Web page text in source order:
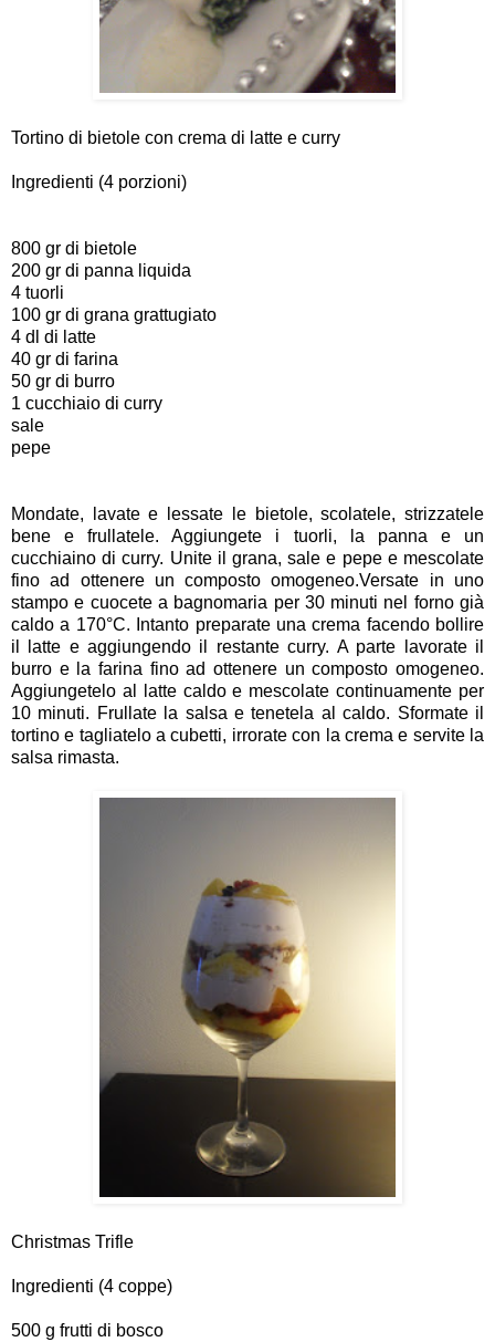
Tortino di bietole con crema di latte e curry
Ingredienti (4 porzioni)
800 gr di bietole
200 gr di panna liquida
4 tuorli
100 gr di grana grattugiato
4 dl di latte
40 gr di farina
50 gr di burro
1 cucchiaio di curry
sale
pepe
Mondate, lavate e lessate le bietole, scolatele, strizzatele
bene e frullatele. Aggiungete i tuorli, la panna e un
cucchiaino di curry. Unite il grana, sale e pepe e mescolate
fino ad ottenere un composto omogeneo.Versate in uno
stampo e cuocete a bagnomaria per 30 minuti nel forno già
caldo a 170°C. Intanto preparate una crema facendo bollire
il latte e aggiungendo il restante curry. A parte lavorate il
burro e la farina fino ad ottenere un composto omogeneo.
Aggiungetelo al latte caldo e mescolate continuamente per
10 minuti. Frullate la salsa e tenetela al caldo. Sformate il
tortino e tagliatelo a cubetti, irrorate con la crema e servite la
salsa rimasta.
Christmas Trifle
Ingredienti (4 coppe)
500 g frutti di bosco